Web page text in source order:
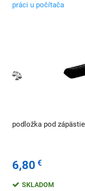
práci u počítača
podložka pod
6,80 €
SKLADOM